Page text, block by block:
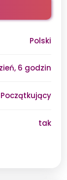
Polski
6 godzin
Początkujący
tak